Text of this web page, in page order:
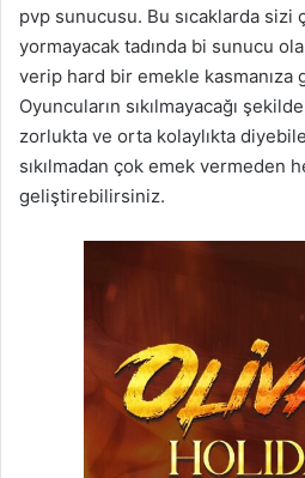
pvp sunucusu. Bu sıcaklarda sizi
yormayacak tadında bi sunucu
verip hard bir emekle kasmanıza
Oyuncuların sıkılmayacağı
zorlukta ve orta kolaylıkta
sıkılmadan çok emek vermeden
geliştirebilirsiniz.